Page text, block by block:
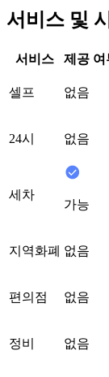
서비스 및
서비스 제공 여
셀프 없음
24시 없음
세차
가능
지역화폐 없음
편의점 없음
정비 없음